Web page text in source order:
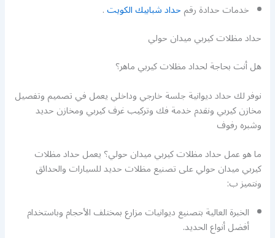
خدمات حدادة رقمحداد شبابيك الكويت.
حداد مظلات كيربي ميدان حولي
هل أنت بحاجة لحداد مظلات كيربي ماهر؟
نوفر لك حداد ديوانية جلسة خارجي وداخلي يعمل في تصميم وتفصيل
مخازن كيربي ونقدم خدمة فك وتركيب غرف كيربي ومخازن حديد
وشبره رفوف
ما هو عمل حداد مظلات كيربي ميدان حولي؟ يعمل حداد مظلات
كيربي ميدان حولي على تصنيع مظلات حديد للسيارات والحدائق
ونتميز ب:
الخبرة العالية بتصنيع ديوانيات مزارع بمختلف الأحجام وباستخدام
أفضل أنواع الحديد.